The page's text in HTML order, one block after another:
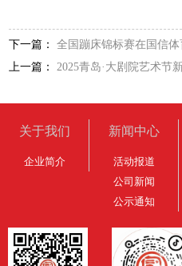
下一篇：全国蹦床锦标赛在国信
上一篇： 2025青岛·大剧院艺术节
关于我们
企业简介
新闻中心
活动报道
公司新闻
公示通知